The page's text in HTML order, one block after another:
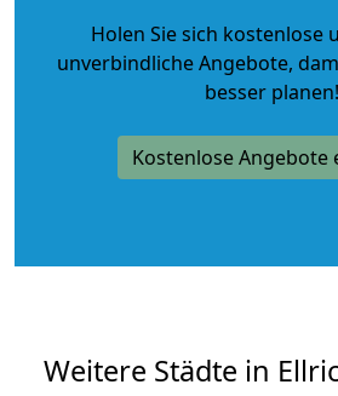
Holen Sie sich kostenlose
unverbindliche Angebote,
besser planen!
Kostenlose Angebote
Weitere Städte in